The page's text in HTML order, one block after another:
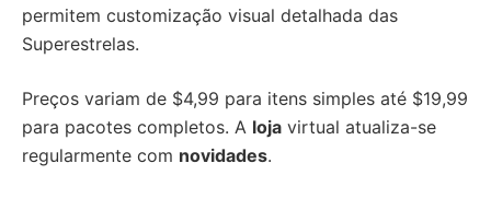
permitem customização visual detalhada das
Superestrelas.
Preços variam de $4,99 para itens simples até $19,99
para pacotes completos. A loja virtual atualiza-se
regularmente com novidades.